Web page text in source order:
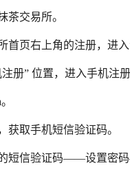
茶交易所。
首页右上角的注册，进入
册” 位置，进入手机注册
获取手机短信验证码。
短信验证码——设置密